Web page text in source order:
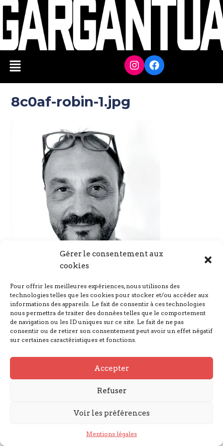
Gérer le consentement aux
cookies
Pour offrir les meilleures expériences, nous utilisons des
technologies telles que les cookies pour stocker et/ou accéder aux
informations des appareils. Le fait de consentir à ces technologies
nous permettra de traiter des données telles que le comportement
de navigation ou les ID uniques sur ce site. Le fait de ne pas
consentir ou de retirer son consentement peut avoir un effet négatif
sur certaines caractéristiques et fonctions.
Accepter
Refuser
Voir les préférences
Mentions légales
8c0af-robin-1.jpg
Nous suivre
© GARGANTUA 2023